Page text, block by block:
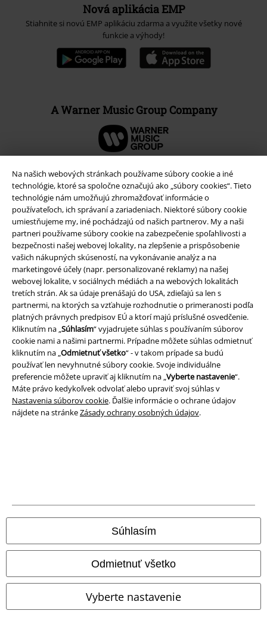
Na našich webových stránkach používame súbory cookie a iné
technológie, ktoré sa spoločne označujú ako „súbory cookies“. Tieto
technológie nám umožňujú zhromažďovať informácie o
používateľoch, ich správaní a zariadeniach. Niektoré súbory cookie
umiestňujeme my, iné pochádzajú od našich partnerov. My a naši
partneri používame súbory cookie na zabezpečenie spoľahlivosti a
bezpečnosti našej webovej lokality, na zlepšenie a prispôsobenie
vašich nákupných skúseností, na vykonávanie analýz a na
marketingové účely (napr. personalizované reklamy) na našej
webovej lokalite, v sociálnych médiách a na webových lokalitách
tretích strán. Ak sa údaje prenášajú do USA, zdieľajú sa len s
partnermi, na ktorých sa vzťahuje rozhodnutie o primeranosti podľa
platných právnych predpisov EÚ a ktorí majú príslušné osvedčenie.
Kliknutím na „Súhlasím“ vyjadrujete súhlas s používaním súborov
cookie nami a našimi partnermi. Prípadne môžete súhlas odmietnuť
kliknutím na „Odmietnuť všetko“ - v takom prípade sa budú
používať len nevyhnutné súbory cookie. Svoje individuálne
preferencie môžete upraviť aj kliknutím na „Vyberte nastavenie“.
Máte právo kedykoľvek odvolať alebo upraviť svoj súhlas v
Nastavenia súborov cookie. Ďalšie informácie o ochrane údajov
nájdete na stránkeZásady ochrany osobných údajov.
Súhlasím
Odmietnuť všetko
Vyberte nastavenie
Nová aplikácia EMP
Stiahnite si novú EMP aplikáciu zdarma a využite všetky nové
funkcie a výhody!
A Warner Music Group Company
Právne informácie
Podmienky
Imprint
Ochrana osobných údajov
Likvidácia odpadu a ochrana životného prostredia
Vyhlásenie o zhode
Všetky ceny sú vrátane DPH, bez poštovného abalného
© 1986-2026 EMP Merchandising
Naše online obchody